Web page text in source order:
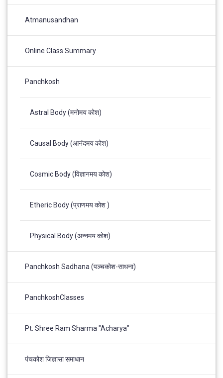
Atmanusandhan
Online Class Summary
Panchkosh
Astral Body (मनोमय कोश)
Causal Body (आनंदमय कोश)
Cosmic Body (विज्ञानमय कोश)
Etheric Body (प्राणमय कोश )
Physical Body (अन्नमय कोश)
Panchkosh Sadhana (पञ्चकोश-साधना)
PanchkoshClasses
Pt. Shree Ram Sharma "Acharya"
पंचकोश जिज्ञासा समाधान